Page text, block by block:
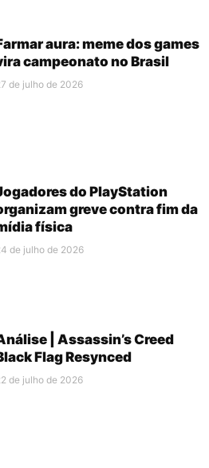
aura: meme dos games
campeonato no Brasil
de julho de 2026
do PlayStation
greve contra fim da
física
de julho de 2026
| Assassin’s Creed
Flag Resynced
de julho de 2026